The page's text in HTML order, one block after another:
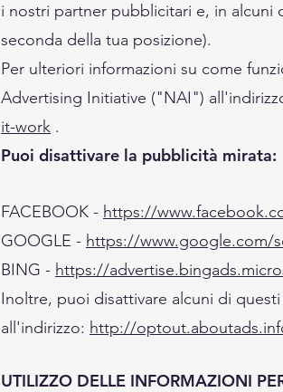
i nostri partner pubblicitari e, in alcuni
seconda della tua posizione).
Per ulteriori informazioni su come
Advertising Initiative ("NAI")
it-work .
Puoi disattivare la pubblicità mirata:
FACEBOOK - https://
GOOGLE - https://www.google.com/
BING - https://
Inoltre, puoi disattivare alcuni di
all'indirizzo: http://
UTILIZZO DELLE INFORMAZIONI